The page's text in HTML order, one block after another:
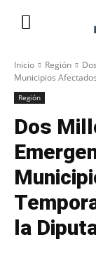
Inicio Región
Municipios
Región
Dos
la